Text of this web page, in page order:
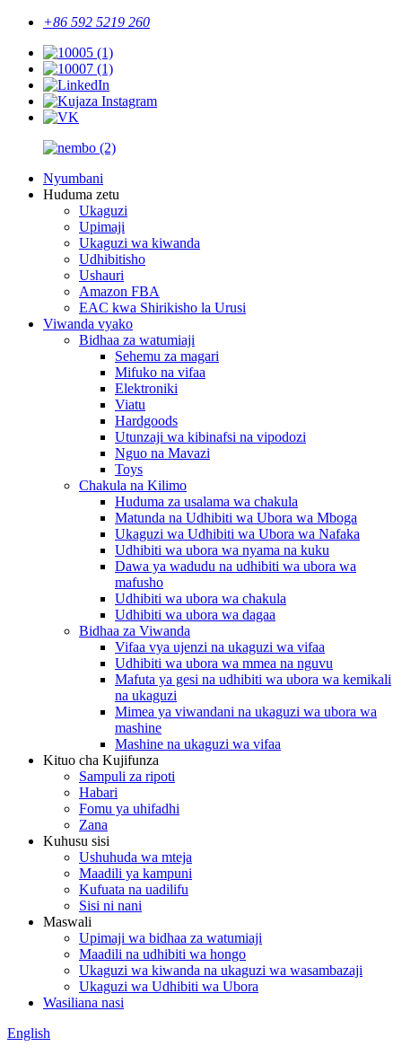
+86 592 5219 260
Nyumbani
Huduma zetu
Ukaguzi
Upimaji
Ukaguzi wa kiwanda
Udhibitisho
Ushauri
Amazon FBA
EAC kwa Shirikisho la Urusi
Viwanda vyako
Bidhaa za watumiaji
Sehemu za magari
Mifuko na vifaa
Elektroniki
Viatu
Hardgoods
Utunzaji wa kibinafsi na vipodozi
Nguo na Mavazi
Toys
Chakula na Kilimo
Huduma za usalama wa chakula
Matunda na Udhibiti wa Ubora wa Mboga
Ukaguzi wa Udhibiti wa Ubora wa Nafaka
Udhibiti wa ubora wa nyama na kuku
Dawa ya wadudu na udhibiti wa ubora wa
mafusho
Udhibiti wa ubora wa chakula
Udhibiti wa ubora wa dagaa
Bidhaa za Viwanda
Vifaa vya ujenzi na ukaguzi wa vifaa
Udhibiti wa ubora wa mmea na nguvu
Mafuta ya gesi na udhibiti wa ubora wa kemikali
na ukaguzi
Mimea ya viwandani na ukaguzi wa ubora wa
mashine
Mashine na ukaguzi wa vifaa
Kituo cha Kujifunza
Sampuli za ripoti
Habari
Fomu ya uhifadhi
Zana
Kuhusu sisi
Ushuhuda wa mteja
Maadili ya kampuni
Kufuata na uadilifu
Sisi ni nani
Maswali
Upimaji wa bidhaa za watumiaji
Maadili na udhibiti wa hongo
Ukaguzi wa kiwanda na ukaguzi wa wasambazaji
Ukaguzi wa Udhibiti wa Ubora
Wasiliana nasi
English